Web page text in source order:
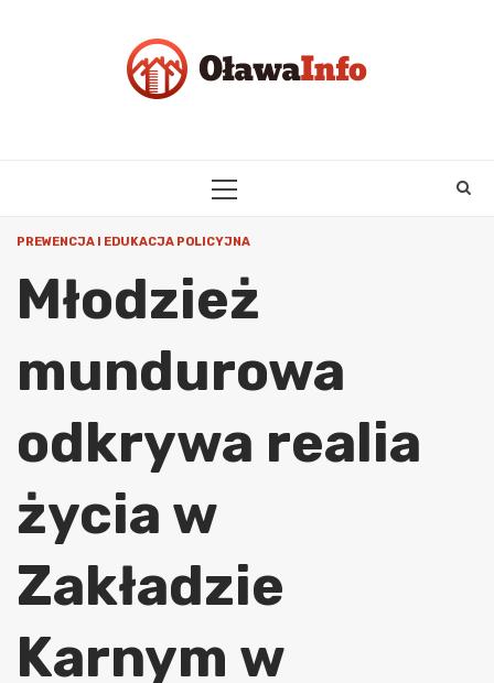
PRIMARY
PREWENCJA I EDUKACJA POLICYJNA
Młodzież
mundurowa
odkrywa realia
życia w
Zakładzie
Karnym w